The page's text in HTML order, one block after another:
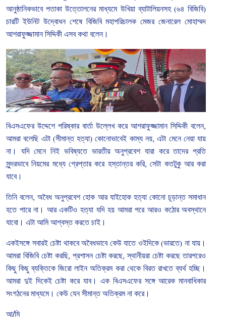
আনুষ্ঠানিকভাবে পতাকা উত্তোলনের মাধ্যমে উখিয়া ব্যাটালিয়নসহ(৬৪ বিজিবি)
চারটি ইউনিট উদ্বোধন শেষে বিজিবি মহাপরিচালক মেজর জেনারেল মোহাম্মদ
আশরাফুজ্জামান সিদ্দিকী এসব কথা বলেন।
বিএসএফের উদ্দেশে পরিষ্কার বার্তা উল্লেখ করে আশরাফুজ্জামান সিদ্দিকী বলেন,
আমরা বলেছি এটা(সীমান্ত হত্যা)কোনোভাবেই কাম্য নয়,এটা মেনে নেয়া যায়
না।
যদি মেনে নিই ভবিষ্যতে ভারতীয় অনুপ্রবেশ যারা করে তাদের প্রতি
সুন্দরভাবে নিয়মের মধ্যে গ্রেপ্তার করে হস্তান্তর করি,সেটা কতটুকু আর করা
যাবে।
তিনি বলেন,অবৈধ অনুপ্রবেশ হোক আর যাইহোক হত্যা কোনো চূড়ান্ত সমাধান
হতে পারে না। আর একটিও হত্যা যদি হয় আমরা পরে আরও কঠোর অবস্থানে
যাবো। এটা আমি আশ্বস্ত করতে চাই।
একইসঙ্গে সবারই চেষ্টা থাকবে অবৈধভাবে কেউ যাতে ওইদিকে(ভারতে) না যায়।
আমরা বিজিবি চেষ্টা করছি, প্রশাসন চেষ্টা করছে,স্থানীয়রা চেষ্টা করছে তারপরেও
কিছু কিছু ব্যক্তিকে জিরো লাইন অতিক্রম করা থেকে বিরত রাখতে ব্যর্থ হচ্ছি।
আমরা দুই দিকেই চেষ্টা করে যাব। এক বিএসএফের সঙ্গে আরেক মানবাধিকার
সংগঠনের মাধ্যমে। কেউ যেন সীমান্ত অতিক্রম না করে।
আ/মি